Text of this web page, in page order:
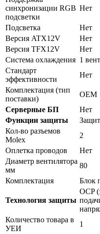
синхронизации RGB
подсветки
Нет
Подсветка
Нет
Версия ATX12V
Нет
Версия TFX12V
Нет
Система охлаждения 1
Стандарт
эффективности
Нет
Комплектация (тип
поставки)
OEM
Серверные БП
Нет
Функции защиты
Кол-во разъемов
Molex
2
Оплетка проводов
Нет
Диаметр вентилятора
мм
80
Комплектация
Блок
Технология защиты
OCP
Количество товара в
УЕИ
1